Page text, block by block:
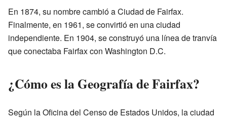
En 1874, su nombre cambió a Ciudad de Fairfax.
Finalmente, en 1961, se convirtió en una ciudad
independiente. En 1904, se construyó una línea de tranvía
que conectaba Fairfax con Washington D.C.
¿Cómo es la Geografía de Fairfax?
Según la Oficina del Censo de Estados Unidos, la ciudad